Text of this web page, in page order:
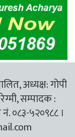
अध्यक्ष: गोपी
सम्पादक :
०८३-५२०९८८ ।